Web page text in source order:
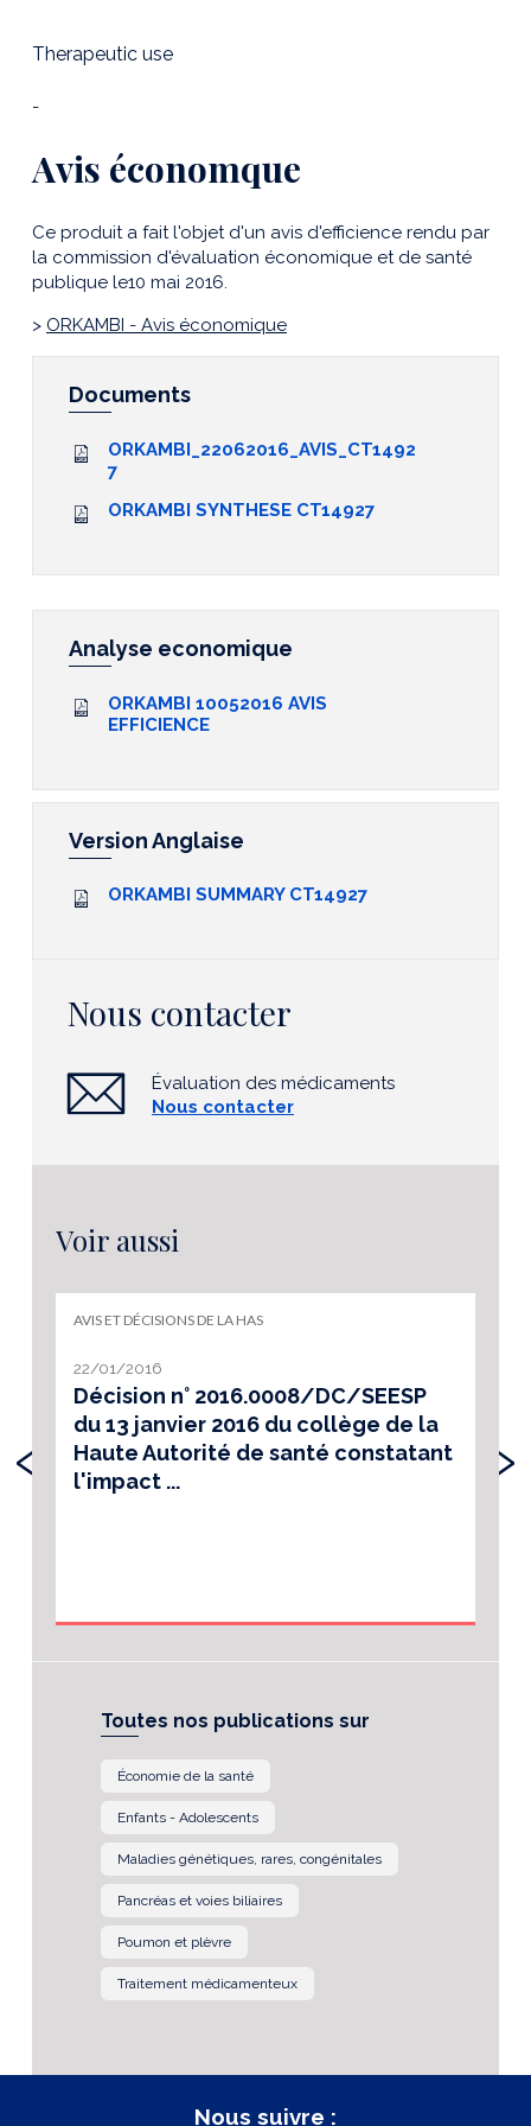
Therapeutic use
-
Avis économque
Ce produit a fait l'objet d'un avis d'efficience rendu par
la commission d'évaluation économique et de santé
publique le10 mai 2016.
> ORKAMBI - Avis économique
Documents
ORKAMBI_22062016_AVIS_CT1492
7
ORKAMBI SYNTHESE CT14927
Analyse economique
ORKAMBI 10052016 AVIS
EFFICIENCE
Version Anglaise
ORKAMBI SUMMARY CT14927
Nous contacter
Évaluation des médicaments
Nous contacter
Voir aussi
AVIS ET DÉCISIONS DE LA HAS
22/01/2016
Décision n° 2016.0008/DC/SEESP
du 13 janvier 2016 du collège de la
Haute Autorité de santé constatant
l'impact ...
‹ ›
Toutes nos publications sur
Économie de la santé
Enfants - Adolescents
Maladies génétiques, rares, congénitales
Pancréas et voies biliaires
Poumon et plèvre
Traitement médicamenteux
Nous suivre :